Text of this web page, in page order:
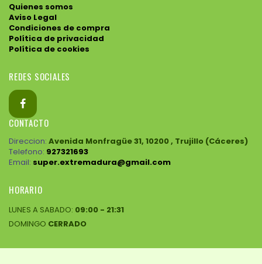
Quienes somos
Aviso Legal
Condiciones de compra
Política de privacidad
Política de cookies
REDES SOCIALES
CONTACTO
Direccion: Avenida Monfragüe 31, 10200 , Trujillo (Cáceres)
Telefono: 927321693
Email: super.extremadura@gmail.com
HORARIO
LUNES A SABADO: 09:00 - 21:31
DOMINGO CERRADO